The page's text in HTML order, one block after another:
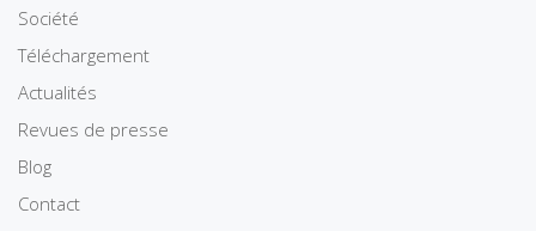
Société
Téléchargement
Actualités
Revues de presse
Blog
Contact